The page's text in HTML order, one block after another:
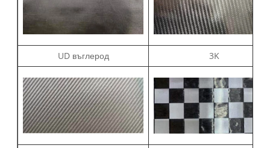
UD въглерод 3K